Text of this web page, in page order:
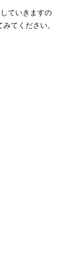
ていきますの
てください。